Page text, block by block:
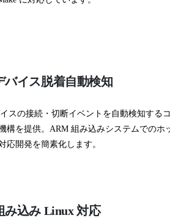
バイス脱着自動検知
スの接続・切断イベントを自動検知する
構を提供。ARM 組み込みシステムでのホ
応開発を簡素化します。
み込み Linux 対応